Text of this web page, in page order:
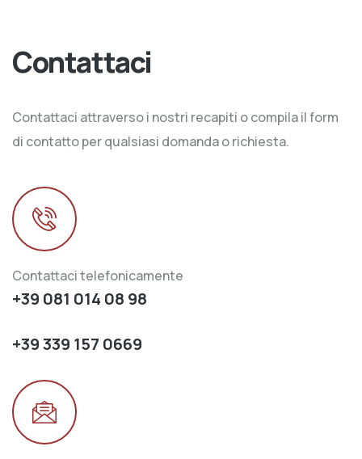
Contattaci
Contattaci attraverso i nostri recapiti o compila il form
di contatto per qualsiasi domanda o richiesta.
Contattaci telefonicamente
+39 081 014 08 98
+39 339 157 0669